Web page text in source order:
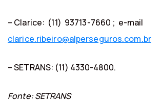
– Clarice: (11) 93713-7660 ; e-mail
clarice.ribeiro@alperseguros.com.br
– SETRANS: (11) 4330-4800.
Fonte: SETRANS